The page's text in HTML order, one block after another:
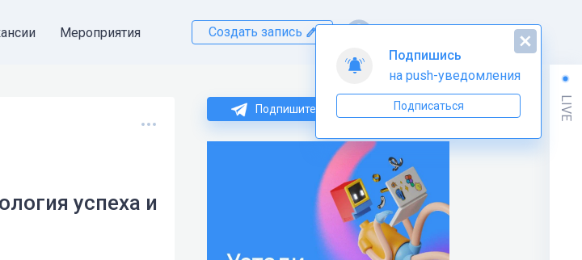
Мероприятия Создать запись
Подпишитесь на нас в Telegram
успеха и
LIVE
Подпишись
на push-уведомления
Подписаться